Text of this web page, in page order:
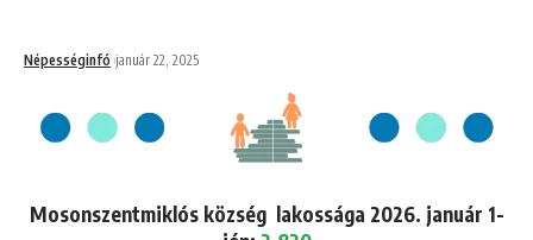
Népességinfó január 22, 2025
Mosonszentmiklós község lakossága 2026. január 1-